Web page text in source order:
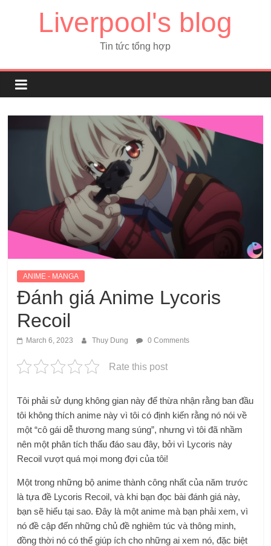
Liverpool's blog
Tin tức tổng hợp
ANIME - MANGA
Đánh giá Anime Lycoris
Recoil
March 6, 2023 Thuy Dung 0 Comments
Rate this post
Tôi phải sử dụng không gian này để thừa nhận rằng ban đầu
tôi không thích anime này vì tôi có định kiến ​​rằng nó nói về
một “cô gái dễ thương mang súng”, nhưng vì tôi đã nhầm
nên một phân tích thấu đáo sau đây, bởi vì Lycoris này
Recoil vượt quá mọi mong đợi của tôi!
Một trong những bộ anime thành công nhất của năm trước
là tựa đề Lycoris Recoil, và khi bạn đọc bài đánh giá này,
bạn sẽ hiểu tại sao. Đây là một anime mà bạn phải xem, vì
nó đề cập đến những chủ đề nghiêm túc và thông minh,
đồng thời nó có thể giúp ích cho những ai xem nó, đặc biệt